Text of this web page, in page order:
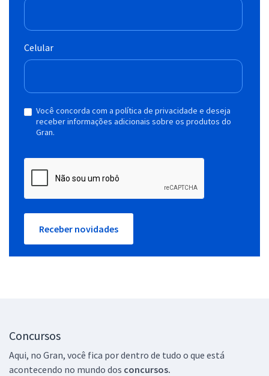
Celular
Você concorda com a política de privacidade e deseja
receber informações adicionais sobre os produtos do
Gran.
Receber novidades
Concursos
Aqui, no Gran, você fica por dentro de tudo o que está
acontecendo no mundo dos concursos.